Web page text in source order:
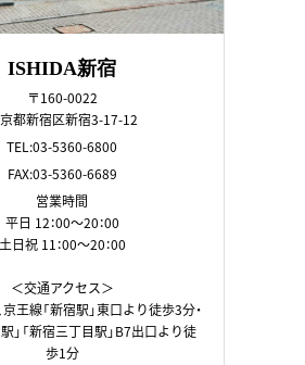
ISHIDA新宿
〒160-0022
都新宿区新宿3-17-12
TEL:03-5360-6800
FAX:03-5360-6689
営業時間
平日 12：00～20：00
土日祝 11：00～20：00
＜交通アクセス＞
京王線「新宿駅」東口より徒歩3分・
」「新宿三丁目駅」B7出口より徒
歩1分